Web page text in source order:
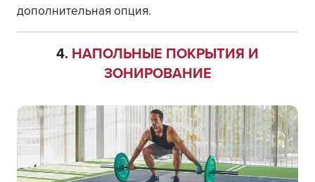
дополнительная опция.
4. НАПОЛЬНЫЕ ПОКРЫТИЯ И
ЗОНИРОВАНИЕ